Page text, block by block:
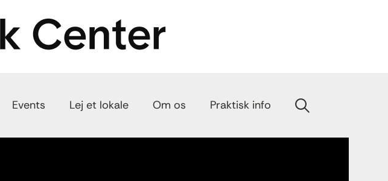
Events Lej et lokale Om os Praktisk info